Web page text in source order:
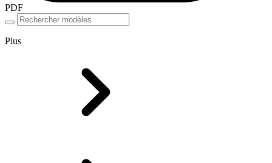
PDF
Plus